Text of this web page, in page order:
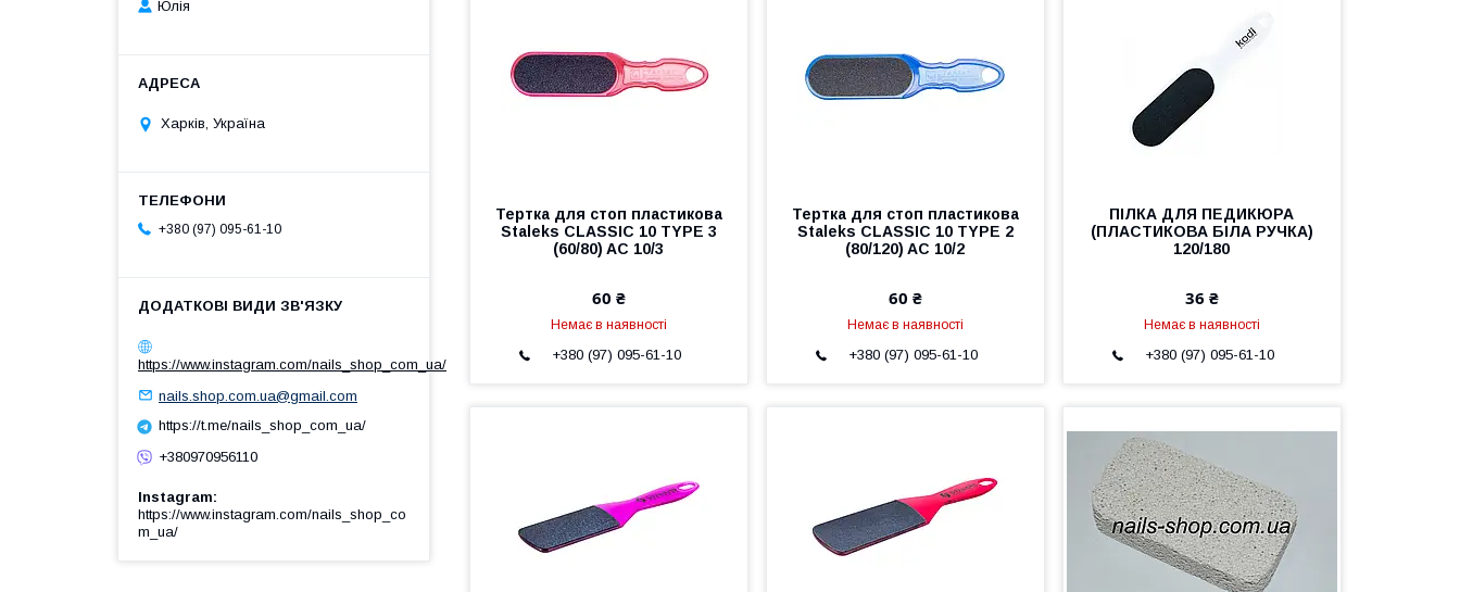
Тертка для стоп пластикова
Staleks CLASSIC 10 TYPE 3
(60/80) AC 10/3
60 ₴
Немає в наявності
+380 (97) 095-61-10
Тертка для стоп пластикова
Staleks CLASSIC 10 TYPE 2
(80/120) AC 10/2
60 ₴
Немає в наявності
+380 (97) 095-61-10
ПІЛКА ДЛЯ ПЕДИКЮРА
(ПЛАСТИКОВА БІЛА РУЧКА)
120/180
36 ₴
Немає в наявності
+380 (97) 095-61-10
Юлія
Харків, Україна
+380 (97) 095-61-10
https://www.instagram.com/nails_shop_com_ua/
nails.shop.com.ua@gmail.com
https://t.me/nails_shop_com_ua/
+380970956110
Instagram
https://www.instagram.com/nails_shop_co
m_ua/